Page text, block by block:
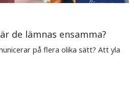
de lämnas ensamma?
på flera olika sätt? Att yla